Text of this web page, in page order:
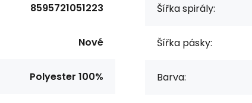
8595721051223
Nové
Polyester 100%
Šířka spirály:
Šířka pásky:
Barva: